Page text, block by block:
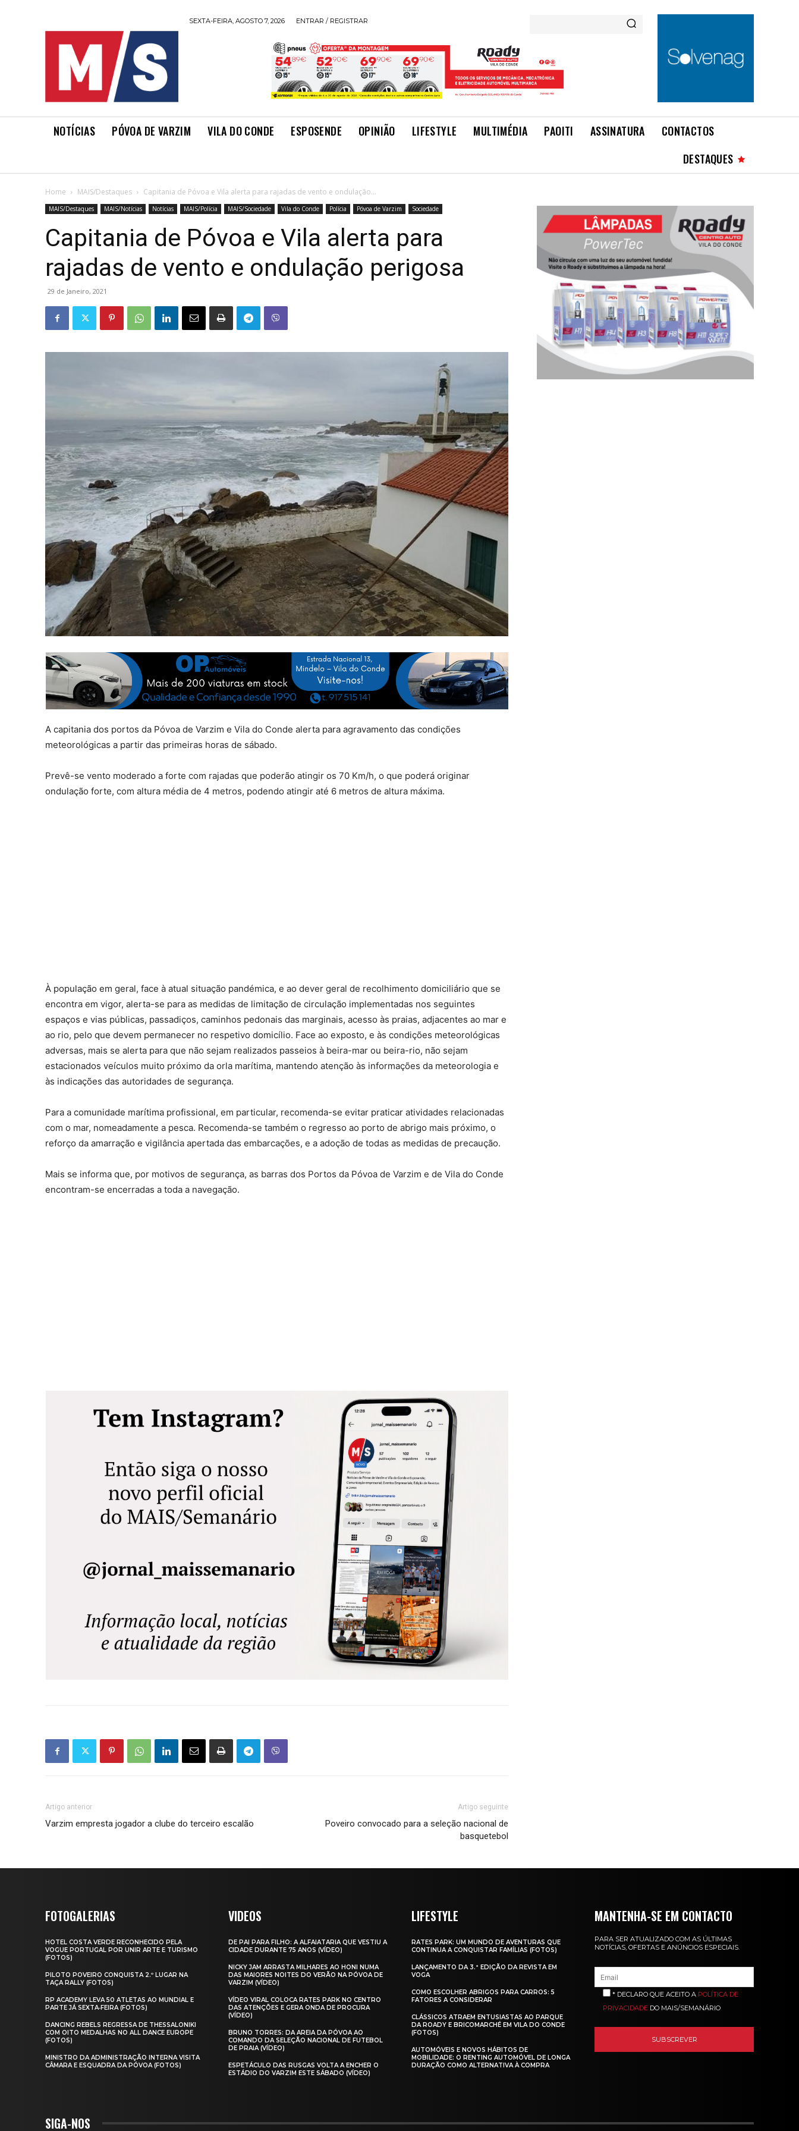
SEXTA-FEIRA, AGOSTO 7, 2026 ENTRAR / REGISTRAR
NOTÍCIAS PÓVOA DE VARZIM VILA DO CONDE ESPOSENDE OPINIÃO LIFESTYLE MULTIMÉDIA PAOITI ASSINATURA
CONTACTOS
DESTAQUES
Home MAIS/Destaques Capitania de Póvoa e Vila alerta para rajadas de vento e ondulação...
MAIS/Destaques MAIS/Notícias Notícias MAIS/Polícia MAIS/Sociedade Vila do Conde Polícia Póvoa de Varzim Sociedade
Capitania de Póvoa e Vila alerta para
rajadas de vento e ondulação perigosa
29 de Janeiro, 2021
A capitania dos portos da Póvoa de Varzim e Vila do Conde alerta para agravamento das condições
meteorológicas a partir das primeiras horas de sábado.
Prevê-se vento moderado a forte com rajadas que poderão atingir os 70 Km/h, o que poderá originar
ondulação forte, com altura média de 4 metros, podendo atingir até 6 metros de altura máxima.
À população em geral, face à atual situação pandémica, e ao dever geral de recolhimento domiciliário que se
encontra em vigor, alerta-se para as medidas de limitação de circulação implementadas nos seguintes
espaços e vias públicas, passadiços, caminhos pedonais das marginais, acesso às praias, adjacentes ao mar e
ao rio, pelo que devem permanecer no respetivo domicílio. Face ao exposto, e às condições meteorológicas
adversas, mais se alerta para que não sejam realizados passeios à beira-mar ou beira-rio, não sejam
estacionados veículos muito próximo da orla marítima, mantendo atenção às informações da meteorologia e
às indicações das autoridades de segurança.
Para a comunidade marítima profissional, em particular, recomenda-se evitar praticar atividades relacionadas
com o mar, nomeadamente a pesca. Recomenda-se também o regresso ao porto de abrigo mais próximo, o
reforço da amarração e vigilância apertada das embarcações, e a adoção de todas as medidas de precaução.
Mais se informa que, por motivos de segurança, as barras dos Portos da Póvoa de Varzim e de Vila do Conde
encontram-se encerradas a toda a navegação.
Artigo anterior
Varzim empresta jogador a clube do terceiro escalão
Artigo seguinte
Poveiro convocado para a seleção nacional de
basquetebol
FOTOGALERIAS
HOTEL COSTA VERDE RECONHECIDO PELA
VOGUE PORTUGAL POR UNIR ARTE E TURISMO
(FOTOS)
PILOTO POVEIRO CONQUISTA 2.º LUGAR NA
TAÇA RALLY (FOTOS)
RP ACADEMY LEVA 50 ATLETAS AO MUNDIAL E
PARTE JÁ SEXTA‑FEIRA (FOTOS)
DANCING REBELS REGRESSA DE THESSALONIKI
COM OITO MEDALHAS NO ALL DANCE EUROPE
(FOTOS)
MINISTRO DA ADMINISTRAÇÃO INTERNA VISITA
CÂMARA E ESQUADRA DA PÓVOA (FOTOS)
VIDEOS
DE PAI PARA FILHO: A ALFAIATARIA QUE VESTIU A
CIDADE DURANTE 75 ANOS (VÍDEO)
NICKY JAM ARRASTA MILHARES AO HONI NUMA
DAS MAIORES NOITES DO VERÃO NA PÓVOA DE
VARZIM (VÍDEO)
VÍDEO VIRAL COLOCA RATES PARK NO CENTRO
DAS ATENÇÕES E GERA ONDA DE PROCURA
(VÍDEO)
BRUNO TORRES: DA AREIA DA PÓVOA AO
COMANDO DA SELEÇÃO NACIONAL DE FUTEBOL
DE PRAIA (VÍDEO)
ESPETÁCULO DAS RUSGAS VOLTA A ENCHER O
ESTÁDIO DO VARZIM ESTE SÁBADO (VÍDEO)
LIFESTYLE
RATES PARK: UM MUNDO DE AVENTURAS QUE
CONTINUA A CONQUISTAR FAMÍLIAS (FOTOS)
LANÇAMENTO DA 3.ª EDIÇÃO DA REVISTA EM
VOGA
COMO ESCOLHER ABRIGOS PARA CARROS: 5
FATORES A CONSIDERAR
CLÁSSICOS ATRAEM ENTUSIASTAS AO PARQUE
DA ROADY E BRICOMARCHÉ EM VILA DO CONDE
(FOTOS)
AUTOMÓVEIS E NOVOS HÁBITOS DE
MOBILIDADE: O RENTING AUTOMÓVEL DE LONGA
DURAÇÃO COMO ALTERNATIVA À COMPRA
MANTENHA-SE EM CONTACTO
PARA SER ATUALIZADO COM AS ÚLTIMAS
NOTÍCIAS, OFERTAS E ANÚNCIOS ESPECIAIS.
* DECLARO QUE ACEITO A POLÍTICA DE
PRIVACIDADE DO MAIS/SEMANÁRIO
SIGA-NOS